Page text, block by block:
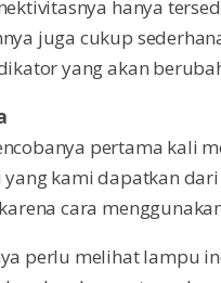
hanya
juga cukup
yang akan
pertama kali
kami dapatkan
cara
perlu melihat lampu